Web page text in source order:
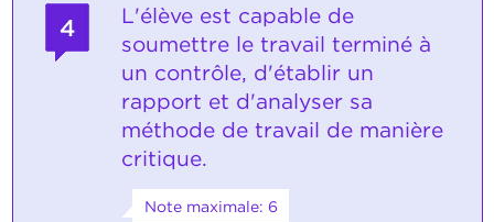
4
L'élève est capable de
soumettre le travail terminé à
un contrôle, d'établir un
rapport et d'analyser sa
méthode de travail de manière
critique.
Note maximale: 6